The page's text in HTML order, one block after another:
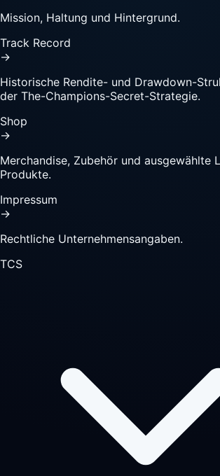
Mission, Haltung und Hintergrund.
Track Record
→
Historische Rendite- und Drawdown-
der The-Champions-Secret-Strategie.
Shop
→
Merchandise, Zubehör und ausgewählte
Produkte.
Impressum
→
Rechtliche Unternehmensangaben.
TCS